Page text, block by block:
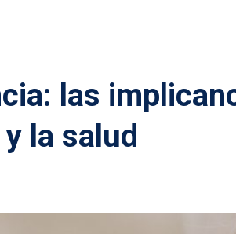
las
la salud